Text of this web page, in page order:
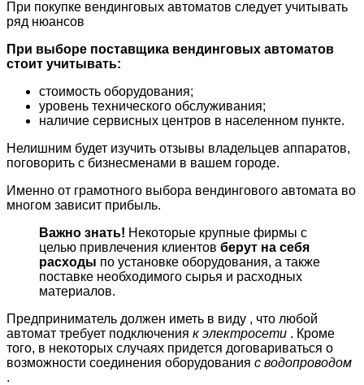
При покупке вендинговых автоматов следует учитывать
ряд нюансов
При выборе поставщика вендинговых автоматов
стоит учитывать:
стоимость оборудования;
уровень технического обслуживания;
наличие сервисных центров в населенном пункте.
Нелишним будет изучить отзывы владельцев аппаратов,
поговорить с бизнесменами в вашем городе.
Именно от грамотного выбора вендингового автомата во
многом зависит прибыль.
Важно знать! Некоторые крупные фирмы с
целью привлечения клиентов берут на себя
расходы по установке оборудования, а также
поставке необходимого сырья и расходных
материалов.
Предприниматель должен иметь в виду , что любой
автомат требует подключения к электросети . Кроме
того, в некоторых случаях придется договариваться о
возможности соединения оборудования с водопроводом
.